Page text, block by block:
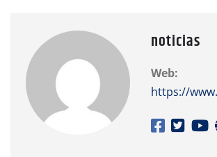
noticias
Web:
https://